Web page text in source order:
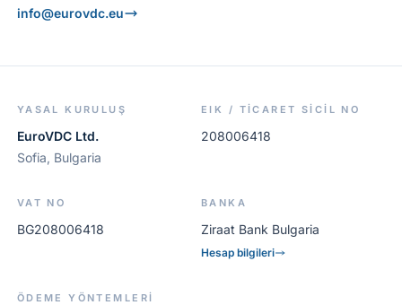
info@eurovdc.eu
YASAL KURULUŞ
EuroVDC Ltd.
Sofia, Bulgaria
EIK / TICARET SICIL NO
208006418
VAT NO
BG208006418
BANKA
Ziraat Bank Bulgaria
Hesap bilgileri
ÖDEME YÖNTEMLERI